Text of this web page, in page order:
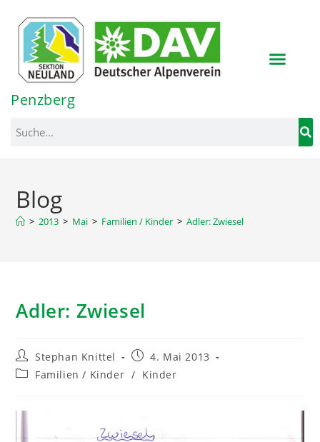
springen
Penzberg
Blog
> 2013 > Mai > Familien / Kinder > Adler: Zwiesel
Adler: Zwiesel
Stephan Knittel
4. Mai 2013
Familien / Kinder / Kinder